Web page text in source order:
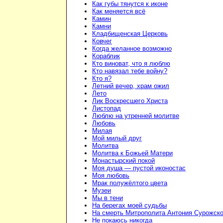
Как губы тянутся к иконе
Как меняется всё
Камин
Камни
Кладбищенская Церковь
Ковчег
Когда желанное возможно
Кораблик
Кто виноват, что я люблю
Кто навязал тебе войну?
Кто я?
Летний вечер, храм ожил
Лето
Лик Воскресшего Христа
Листопад
Люблю на утренней молитве
Любовь
Милая
Мой милый друг
Молитва
Молитва к Божьей Матери
Монастырский покой
Моя душа — пустой иконостас
Моя любовь
Мрак полужёлтого цвета
Музеи
Мы в тени
На берегах моей судьбы
На смерть Митрополита Антония
Не покаюсь никогда